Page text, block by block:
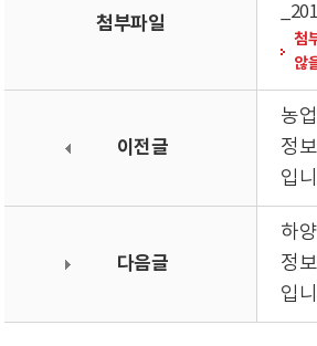
첨부파일
첨
않
이전글
농
정
입
다음글
하
정
입